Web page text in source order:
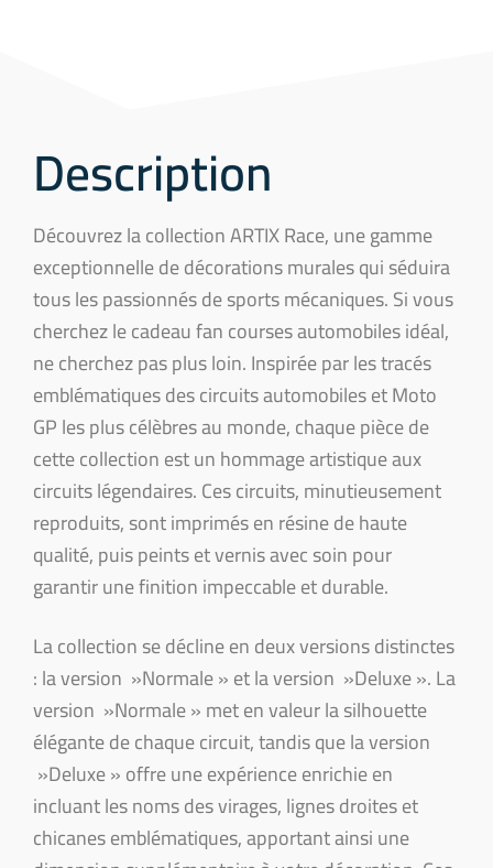
Description
Découvrez la collection ARTIX Race, une gamme
exceptionnelle de décorations murales qui séduira
tous les passionnés de sports mécaniques. Si vous
cherchez le cadeau fan courses automobiles idéal,
ne cherchez pas plus loin. Inspirée par les tracés
emblématiques des circuits automobiles et Moto
GP les plus célèbres au monde, chaque pièce de
cette collection est un hommage artistique aux
circuits légendaires. Ces circuits, minutieusement
reproduits, sont imprimés en résine de haute
qualité, puis peints et vernis avec soin pour
garantir une finition impeccable et durable.
La collection se décline en deux versions distinctes
: la version »Normale » et la version »Deluxe ». La
version »Normale » met en valeur la silhouette
élégante de chaque circuit, tandis que la version
»Deluxe » offre une expérience enrichie en
incluant les noms des virages, lignes droites et
chicanes emblématiques, apportant ainsi une